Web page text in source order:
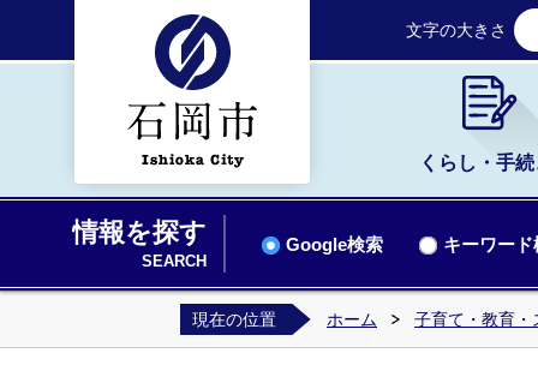
文字の大きさ
くらし・手
情報を探す
SEARCH
Google検索 キーワー
現在の位置 ホーム 子育て・教育・